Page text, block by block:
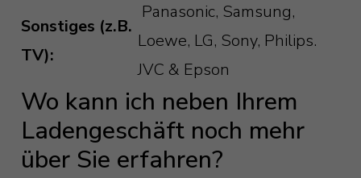
Sonstiges (z.B.
TV):
Panasonic, Samsung,
Loewe, LG, Sony, Philips.
JVC & Epson
Wo kann ich neben Ihrem
Ladengeschäft noch mehr
über Sie erfahren?